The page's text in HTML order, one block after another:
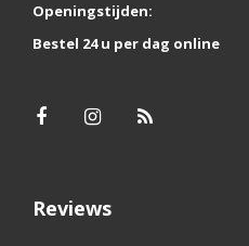
Openingstijden:
Bestel 24 u per dag online
Reviews